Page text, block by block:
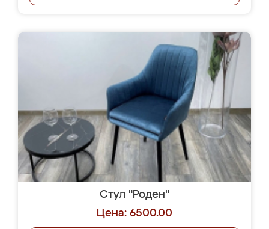
Стул "Роден"
Цена: 6500.00